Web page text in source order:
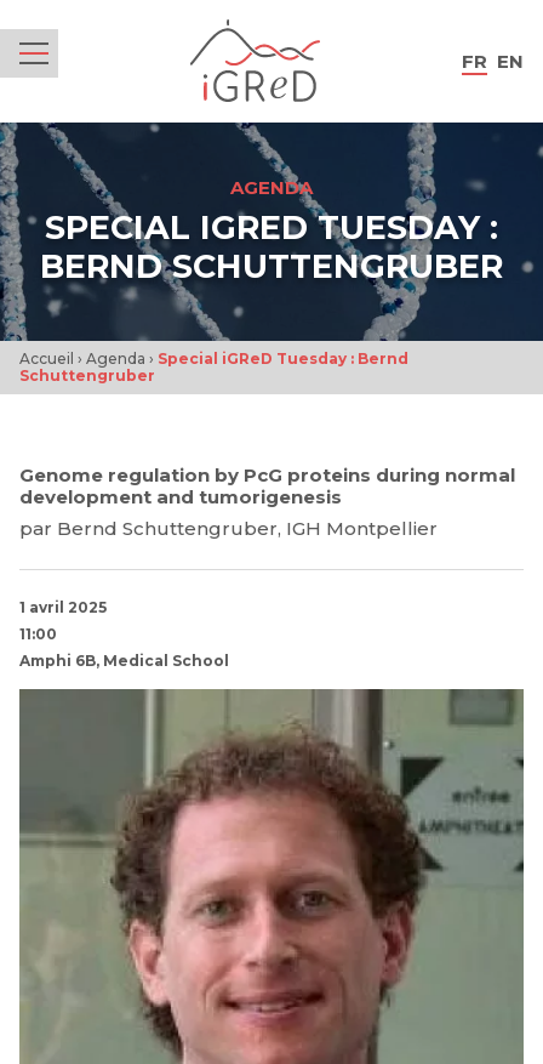
FR EN
AGENDA
SPECIAL IGRED TUESDAY :
BERND SCHUTTENGRUBER
Accueil › Agenda › Special iGReD Tuesday : Bernd
Schuttengruber
Genome regulation by PcG proteins during normal
development and tumorigenesis
par Bernd Schuttengruber, IGH Montpellier
1 avril 2025
11:00
Amphi 6B, Medical School